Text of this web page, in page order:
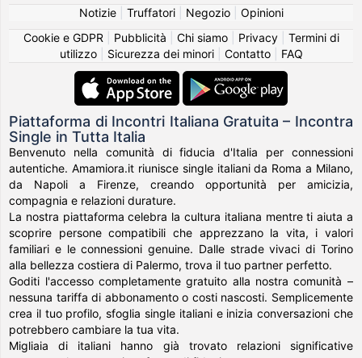
Notizie| Truffatori| Negozio| Opinioni
Cookie e GDPR
Pubblicità Chi siamo| Privacy| Termini di
utilizzo| Sicurezza dei minori| Contatto| FAQ
Piattaforma di Incontri Italiana Gratuita – Incontra
Single in Tutta Italia
Benvenuto nella comunità di fiducia d'Italia per connessioni
autentiche. Amamiora.it riunisce single italiani da Roma a Milano,
da Napoli a Firenze, creando opportunità per amicizia,
compagnia e relazioni durature.
La nostra piattaforma celebra la cultura italiana mentre ti aiuta a
scoprire persone compatibili che apprezzano la vita, i valori
familiari e le connessioni genuine. Dalle strade vivaci di Torino
alla bellezza costiera di Palermo, trova il tuo partner perfetto.
Goditi l'accesso completamente gratuito alla nostra comunità –
nessuna tariffa di abbonamento o costi nascosti. Semplicemente
crea il tuo profilo, sfoglia single italiani e inizia conversazioni che
potrebbero cambiare la tua vita.
Migliaia di italiani hanno già trovato relazioni significative